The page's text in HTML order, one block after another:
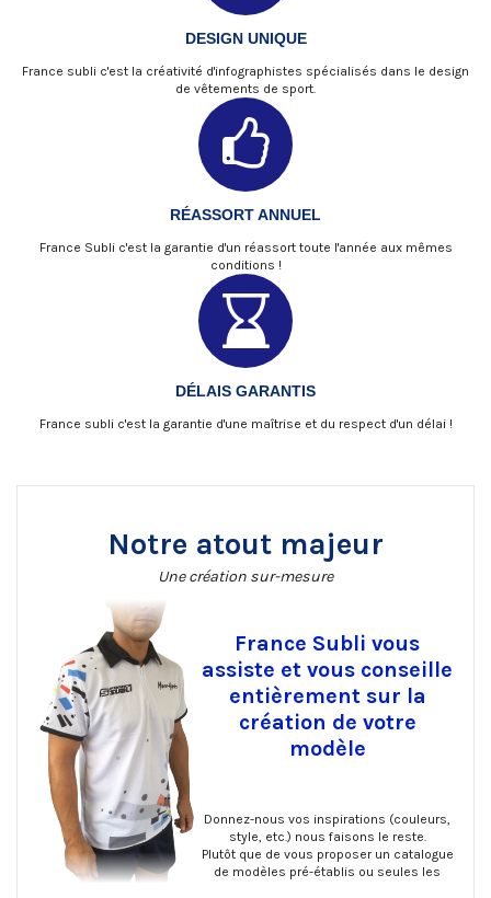
DESIGN UNIQUE
France subli c'est la créativité d'infographistes spécialisés dans le design
de vêtements de sport.
RÉASSORT ANNUEL
France Subli c'est la garantie d'un réassort toute l'année aux mêmes
conditions !
DÉLAIS GARANTIS
France subli c'est la garantie d'une maîtrise et du respect d'un délai !
Notre atout majeur
Une création sur-mesure
SUBLIMEZ VOS TENUES DE SPORTS !
France Subli vous
assiste et vous conseille
entièrement sur la
création de votre
modèle
Donnez-nous vos inspirations (couleurs,
style, etc.) nous faisons le reste.
Plutôt que de vous proposer un catalogue
de modèles pré-établis ou seules les